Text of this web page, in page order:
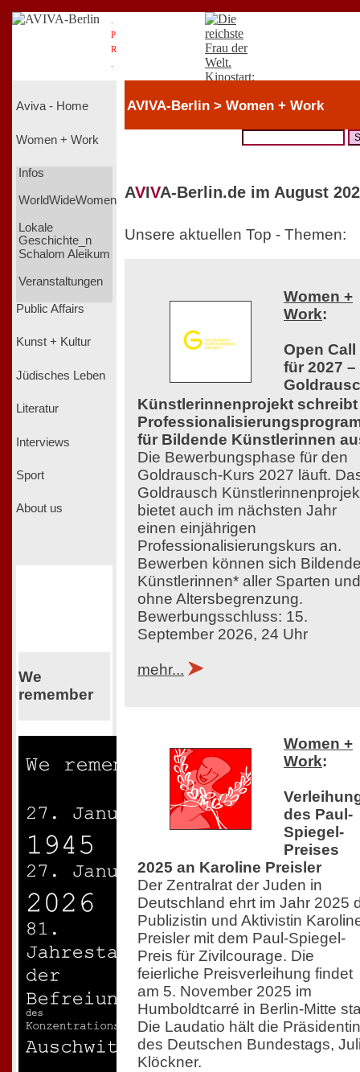
P
R
Aviva - Home
Women + Work
Infos
WorldWideWomen
Lokale
Geschichte_n
Schalom Aleikum
Veranstaltungen
Public Affairs
Kunst + Kultur
Jüdisches Leben
Literatur
Interviews
Sport
About us
We
remember
AVIVA-Berlin > Women + Work
AVIVA-Berlin.de im August
Unsere aktuellen Top - Themen:
Women +
Work:
Open Call
für 2027 –
Künstlerinnenprojekt schreibt
für Bildende Künstlerinnen
Die Bewerbungsphase für den
Goldrausch-Kurs 2027 läuft.
Goldrausch
bietet auch im nächsten Jahr
einen einjährigen
Professionalisierungskurs an.
Bewerben können sich
Künstlerinnen* aller Sparten und
ohne Altersbegrenzung.
Bewerbungsschluss: 15.
September 2026, 24 Uhr
mehr...
Women +
Work:
des Paul-
Spiegel-
Preises
2025 an Karoline Preisler
Der Zentralrat der Juden in
Deutschland ehrt im Jahr 2025
Publizistin und Aktivistin
Preisler mit dem Paul-Spiegel-
Preis für Zivilcourage. Die
feierliche Preisverleihung findet
am 5. November 2025 im
Humboldtcarré in Berlin-Mitte
Die Laudatio hält die Präsidentin
des Deutschen Bundestags,
Klöckner.